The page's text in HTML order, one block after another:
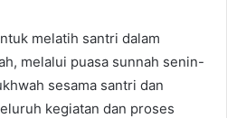
melatih santri dalam
melalui puasa sunnah senin-
sesama santri dan
kegiatan dan proses